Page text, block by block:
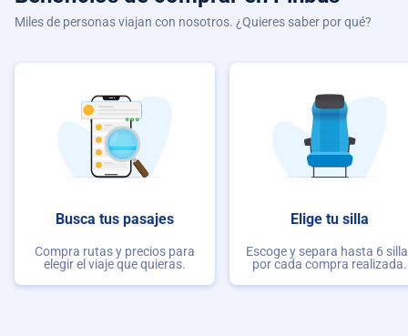
Miles de personas viajan con nosotros. ¿Quieres saber por qué?
Busca tus pasajes
Compra rutas y precios para
elegir el viaje que quieras.
Elige tu silla
Escoge y separa hasta 6
por cada compra realizada.